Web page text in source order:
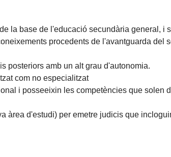
la base de l'educació secundària general, i
procedents de l'avantguarda del
posteriors amb un alt grau d'autonomia.
com no especialitzat
i posseeixin les competències que solen
àrea d'estudi) per emetre judicis que